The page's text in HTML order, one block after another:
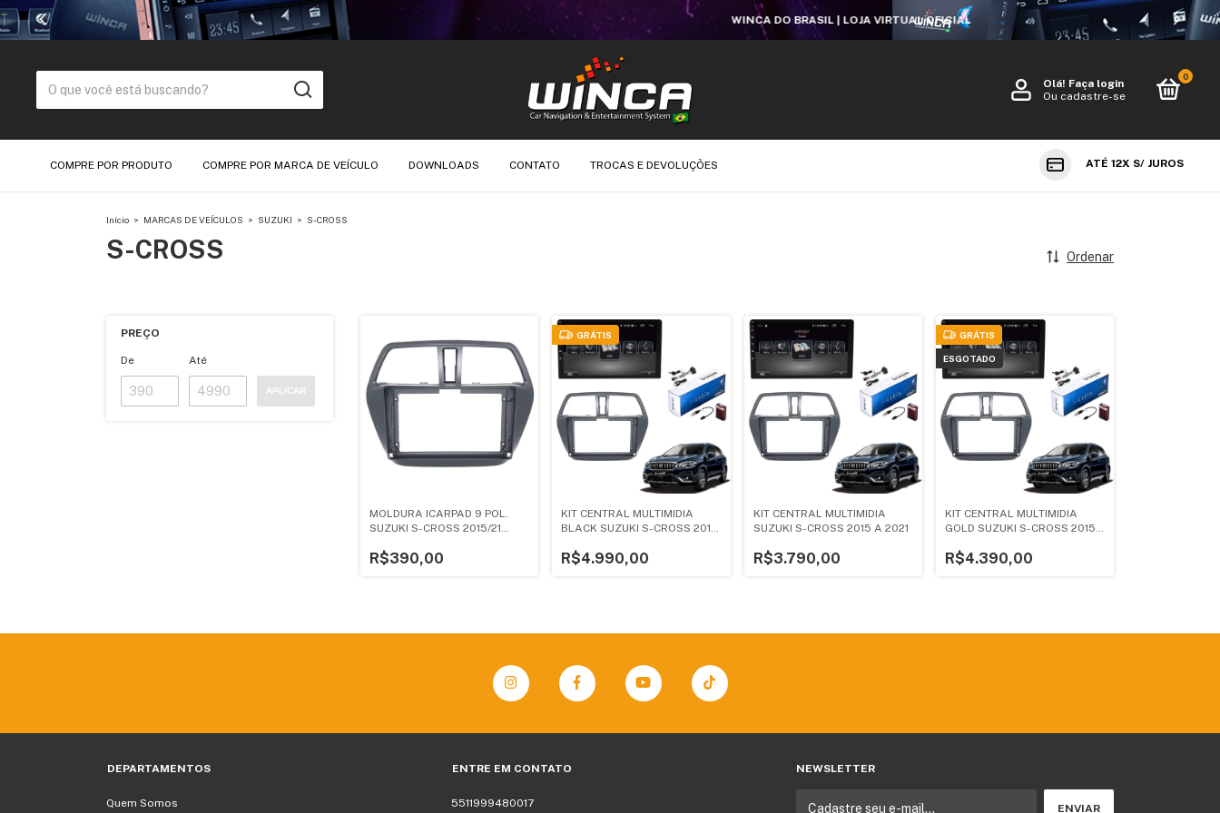
WINCA DO BRASIL | LOJA VIRTUAL OFICIAL
Olá! Faça login
Ou cadastre-se
0
COMPRE POR PRODUTO COMPRE POR MARCA DE VEÍCULO DOWNLOADS CONTATO TROCAS E DEVOLUÇÕES ATÉ 12X S/ JUROS
Início > MARCAS DE VEÍCULOS > SUZUKI > S-CROSS
S-CROSS Ordenar
PREÇO
De Até
APLICAR
MOLDURA ICARPAD 9 POL.
SUZUKI S-CROSS 2015/21
R$390,00
GRÁTIS
KIT CENTRAL MULTIMIDIA
BLACK SUZUKI S-CROSS 2015
R$4.990,00
KIT CENTRAL MULTIMIDIA
SUZUKI S-CROSS 2015 A 2021
R$3.790,00
GRÁTIS
ESGOTADO
KIT CENTRAL MULTIMIDIA
GOLD SUZUKI S-CROSS 2015
R$4.390,00
DEPARTAMENTOS
Quem Somos
ENTRE EM CONTATO
5511999480017
NEWSLETTER